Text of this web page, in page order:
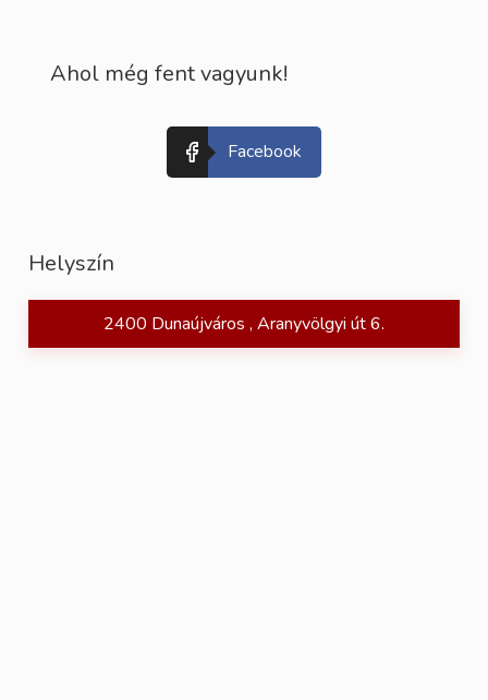
Ahol még fent vagyunk!
Facebook
Helyszín
2400 Dunaújváros , Aranyvölgyi út 6.